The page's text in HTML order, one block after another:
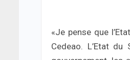
«Je pense que
Cedeao. L’Etat